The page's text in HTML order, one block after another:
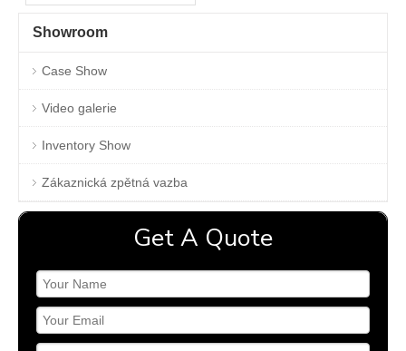
ovladačem P40
Showroom
Case Show
Video galerie
Inventory Show
Zákaznická zpětná vazba
Get A Quote